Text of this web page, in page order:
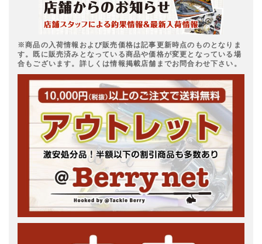
※商品の入荷情報および販売価格は記事更新時点のものとなりま
す。既に販売済みとなっている商品や価格が変更となっている場
合もございます。詳しくは情報掲載店舗までお問合わせ下さい。